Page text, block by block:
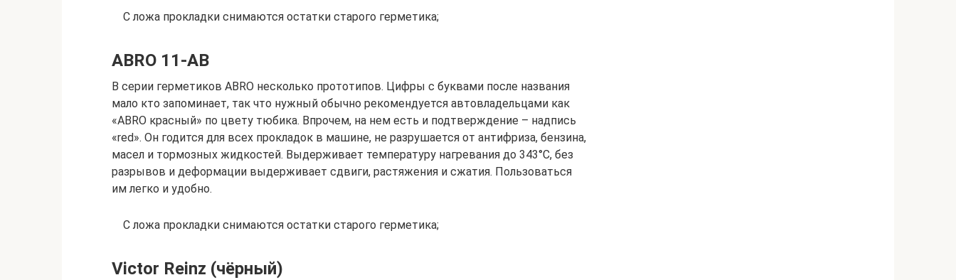
С ложа прокладки снимаются остатки старого герметика;
ABRO 11-AB
В серии герметиков ABRO несколько прототипов. Цифры с буквами после названия
мало кто запоминает, так что нужный обычно рекомендуется автовладельцами как
«ABRO красный» по цвету тюбика. Впрочем, на нем есть и подтверждение – надпись
«red». Он годится для всех прокладок в машине, не разрушается от антифриза, бензина,
масел и тормозных жидкостей. Выдерживает температуру нагревания до 343°C, без
разрывов и деформации выдерживает сдвиги, растяжения и сжатия. Пользоваться
им легко и удобно.
С ложа прокладки снимаются остатки старого герметика;
Victor Reinz (чёрный)